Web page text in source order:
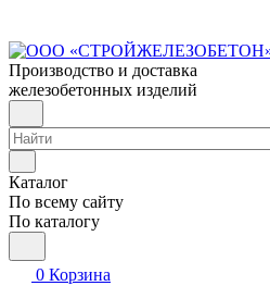
Производство и доставка
железобетонных изделий
Каталог
По всему сайту
По каталогу
0 Корзина